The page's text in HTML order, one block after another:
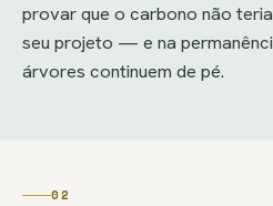
provar que o carbono não
seu projeto — e na
árvores continuem de pé.
02